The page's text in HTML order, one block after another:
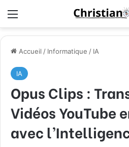
Accueil / Informatique / IA
IA
Opus Clips :
Vidéos YouTube
avec